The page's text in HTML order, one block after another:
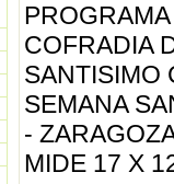
COFRADIA
SANTISIMO
SEMANA
-
MIDE 17 X